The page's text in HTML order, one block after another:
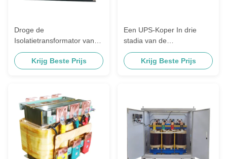
Droge de
Isolatietransformator van
Typeups
Krijg Beste Prijs
Een UPS-Koper In drie
stadia van de
Isolatietransformator
Krijg Beste Prijs